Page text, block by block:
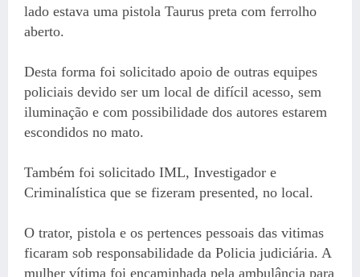
lado estava uma pistola Taurus preta com ferrolho
aberto.
Desta forma foi solicitado apoio de outras equipes
policiais devido ser um local de difícil acesso, sem
iluminação e com possibilidade dos autores estarem
escondidos no mato.
Também foi solicitado IML, Investigador e
Criminalística que se fizeram presented, no local.
O trator, pistola e os pertences pessoais das vitimas
ficaram sob responsabilidade da Policia judiciária. A
mulher vítima foi encaminhada pela ambulância para